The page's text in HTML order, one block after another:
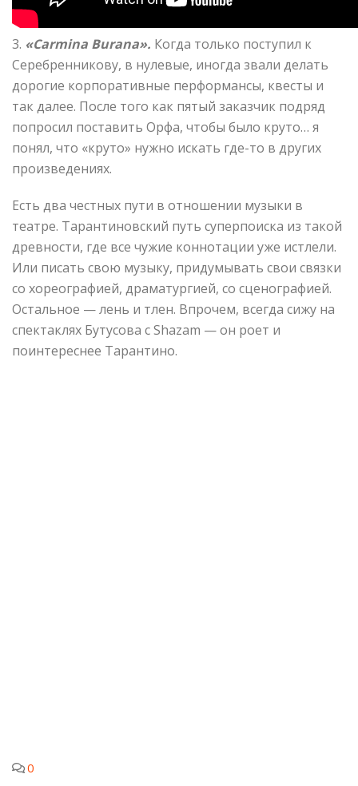
3. «Carmina Burana». Когда только поступил к
Серебренникову, в нулевые, иногда звали делать
дорогие корпоративные перформансы, квесты и
так далее. После того как пятый заказчик подряд
попросил поставить Орфа, чтобы было круто… я
понял, что «круто» нужно искать где-то в других
произведениях.
Есть два честных пути в отношении музыки в
театре. Тарантиновский путь суперпоиска из такой
древности, где все чужие коннотации уже истлели.
Или писать свою музыку, придумывать свои связки
со хореографией, драматургией, со сценографией.
Остальное — лень и тлен. Впрочем, всегда сижу на
спектаклях Бутусова с Shazam — он роет и
поинтереснее Тарантино.
0